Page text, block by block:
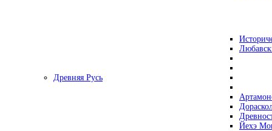
Древняя Русь
Йехэ